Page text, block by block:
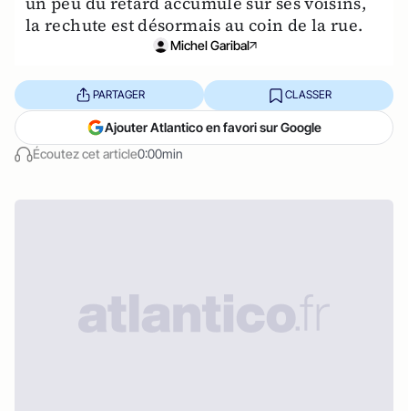
la rechute est désormais au coin de la rue.
Michel Garibal
Écoutez cet article0:00min
PARTAGER CLASSER
Ajouter Atlantico en favori sur Google